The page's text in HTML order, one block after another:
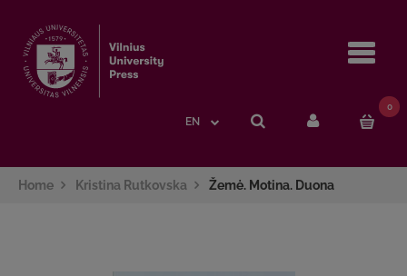
EN
0
Home Kristina Rutkovska Žemė. Motina. Duona